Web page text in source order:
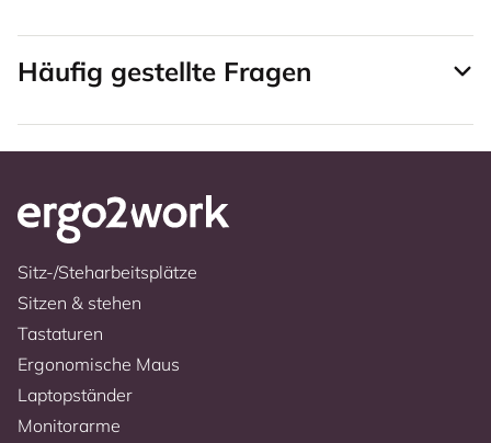
Häufig gestellte Fragen
Sitz-/Steharbeitsplätze
Sitzen & stehen
Tastaturen
Ergonomische Maus
Laptopständer
Monitorarme